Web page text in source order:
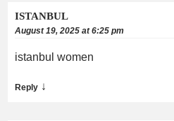
ISTANBUL
August 19, 2025 at 6:25 pm
istanbul women
Reply ↓